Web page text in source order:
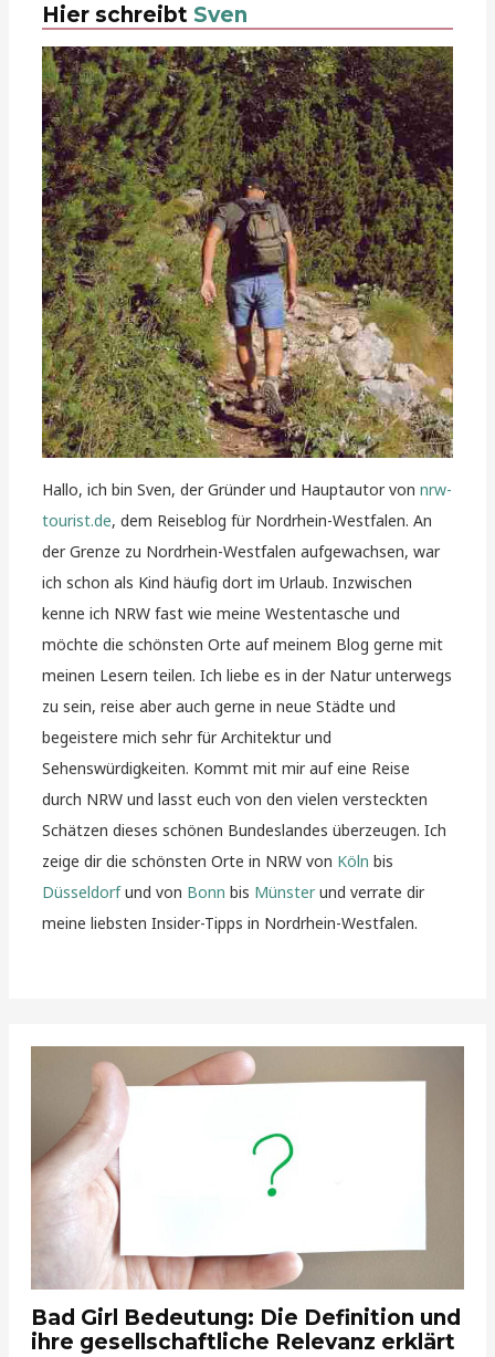
Hier schreibt Sven
Hallo, ich bin Sven, der Gründer und Hauptautor vonnrw-
tourist.de, dem Reiseblog für Nordrhein-Westfalen. An
der Grenze zu Nordrhein-Westfalen aufgewachsen, war
ich schon als Kind häufig dort im Urlaub. Inzwischen
kenne ich NRW fast wie meine Westentasche und
möchte die schönsten Orte auf meinem Blog gerne mit
meinen Lesern teilen. Ich liebe es in der Natur unterwegs
zu sein, reise aber auch gerne in neue Städte und
begeistere mich sehr für Architektur und
Sehenswürdigkeiten. Kommt mit mir auf eine Reise
durch NRW und lasst euch von den vielen versteckten
Schätzen dieses schönen Bundeslandes überzeugen. Ich
zeige dir die schönsten Orte in NRW von Köln bis
Düsseldorfund von Bonn bis Münsterund verrate dir
meine liebsten Insider-Tipps in Nordrhein-Westfalen.
Bad Girl Bedeutung: Die Definition und
ihre gesellschaftliche Relevanz erklärt